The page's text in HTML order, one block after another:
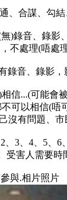
、合謀、勾
)錄音、錄影
不處理(唔處
錄音、錄影
信...(可能會
可以相信(唔
沒有問題、
3、4、5、6
受害人需要時
與.相片照片